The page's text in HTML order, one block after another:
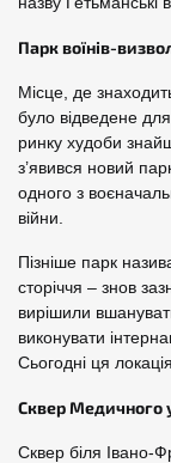
Парк воїнів-
Місце, де
було відведене
ринку худоби
з’явився новий
одного з
війни.
Пізніше парк
сторіччя – знов
вирішили
виконувати
Сьогодні ця
Сквер Медичного
Сквер біля Івано-